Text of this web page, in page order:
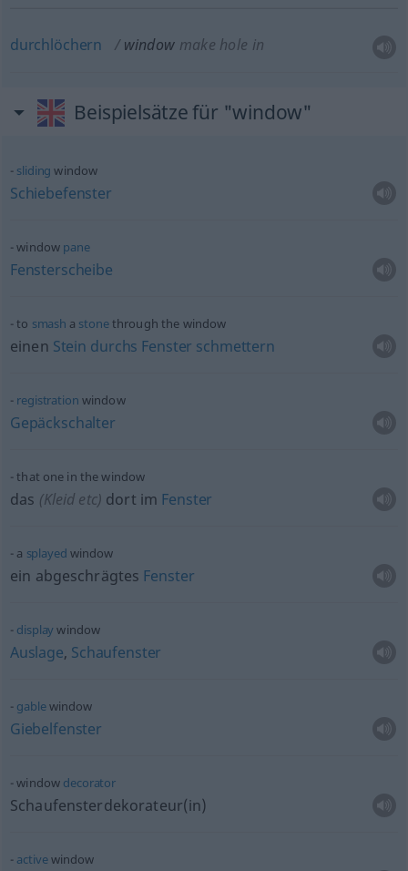
durchlöchern window make hole in
Beispielsätze für "window"
sliding window
Schiebefenster
window pane
Fensterscheibe
to smash a stonethrough the window
einen Stein durchs Fenster schmettern
registration window
Gepäckschalter
that one in the window
das (Kleid etc) dort im Fenster
a splayed window
ein abgeschrägtes Fenster
displaywindow
Auslage, Schaufenster
gablewindow
Giebelfenster
window decorator
Schaufensterdekorateur(in)
activewindow